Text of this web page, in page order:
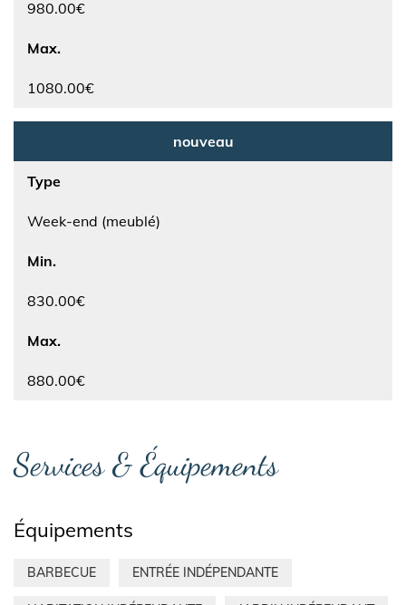
980.00€
Max.
1080.00€
nouveau
Type
Week-end (meublé)
Min.
830.00€
Max.
880.00€
Services & Équipements
Équipements
BARBECUE ENTRÉE INDÉPENDANTE